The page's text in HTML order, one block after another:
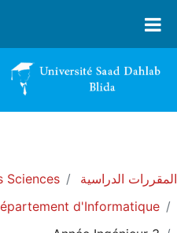
المقررات الدراسية
Sciences
d'Informatique